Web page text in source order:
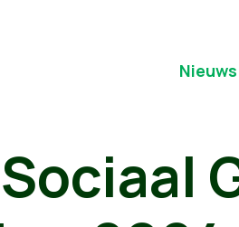
Nieuws